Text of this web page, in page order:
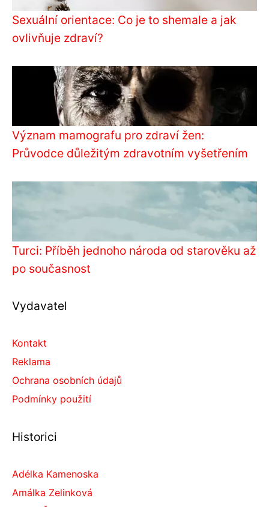
Sexuální orientace: Co je to shemale a jak
ovlivňuje zdraví?
Význam mamografu pro zdraví žen:
Průvodce důležitým zdravotním vyšetřením
Turci: Příběh jednoho národa od starověku až
po současnost
Vydavatel
Kontakt
Reklama
Ochrana osobních údajů
Podmínky použití
Historici
Adélka Kamenoska
Amálka Zelinková